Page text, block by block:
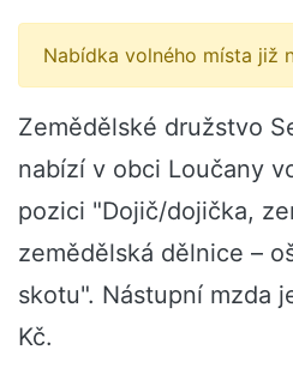
Nabídka volného místa již
Zemědělské družstvo
nabízí v obci Loučany
pozici "Dojič/dojička,
zemědělská dělnice –
skotu". Nástupní mzda
Kč.